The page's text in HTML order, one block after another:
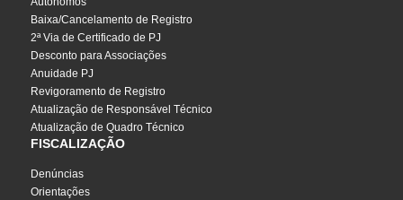
Baixa/Cancelamento de Registro
2ª Via de Certificado de PJ
Desconto para Associações
Anuidade PJ
Revigoramento de Registro
Atualização de Responsável Técnico
Atualização de Quadro Técnico
FISCALIZAÇÃO
Denúncias
Orientações